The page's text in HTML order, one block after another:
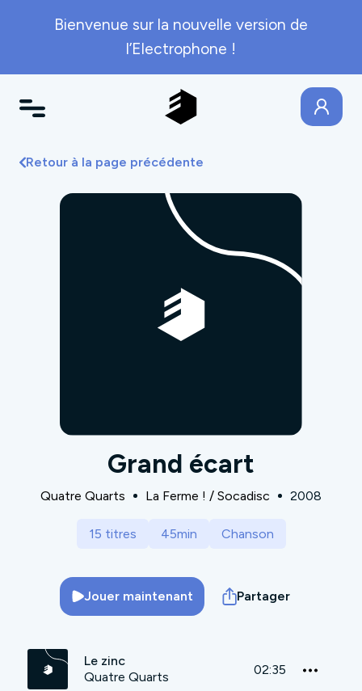
Bienvenue sur la nouvelle version de
l’Electrophone !
Retour à la page précédente
Grand écart
Quatre Quarts La Ferme ! / Socadisc 2008
15 titres 45min Chanson
Jouer maintenant Partager
Le zinc
Quatre Quarts
02:35